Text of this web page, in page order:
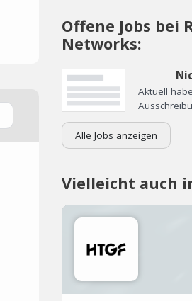
Offene Jobs bei
Networks:
Aktuell
Alle Jobs anzeigen
Vielleicht auch